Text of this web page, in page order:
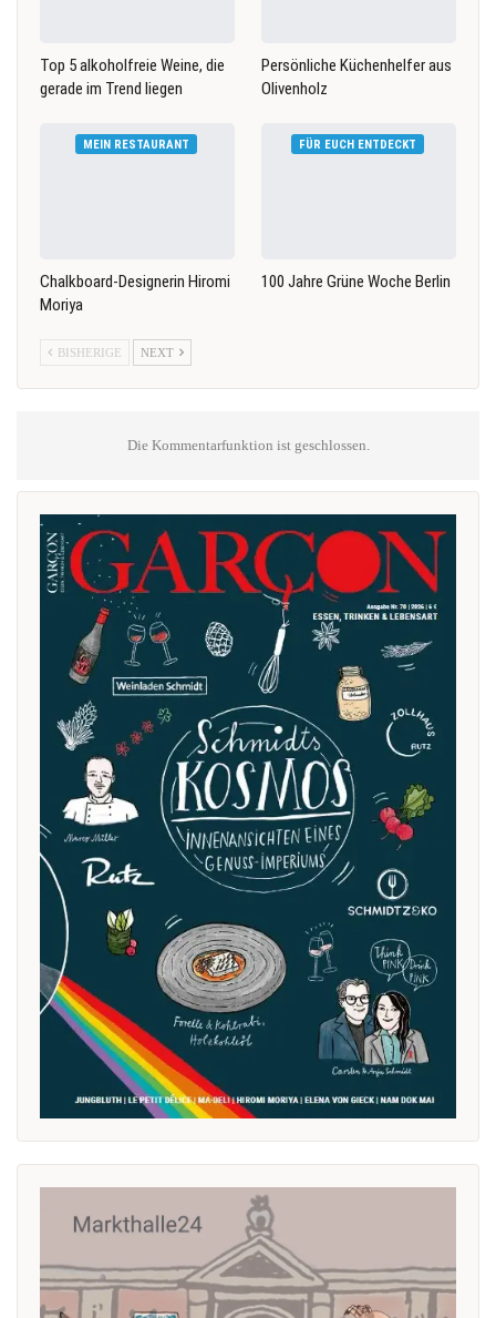
Top 5 alkoholfreie Weine, die
gerade im Trend liegen
Persönliche Küchenhelfer aus
Olivenholz
MEIN RESTAURANT
Chalkboard-Designerin Hiromi
Moriya
FÜR EUCH ENTDECKT
100 Jahre Grüne Woche Berlin
BISHERIGE NEXT
Die Kommentarfunktion ist geschlossen.